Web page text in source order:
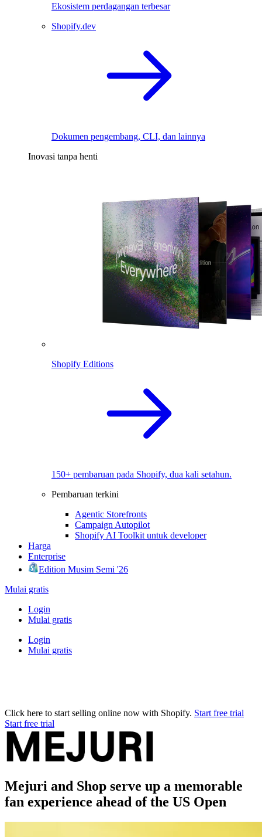
Ekosistem perdagangan terbesar
Shopify.dev
Dokumen pengembang, CLI, dan lainnya
Inovasi tanpa henti
Shopify Editions
150+ pembaruan pada Shopify, dua kali setahun.
Pembaruan terkini
Agentic Storefronts
Campaign Autopilot
Shopify AI Toolkit untuk developer
Harga
Enterprise
Edition Musim Semi '26
Mulai gratis
Login
Mulai gratis
Login
Mulai gratis
Click here to start selling online now with Shopify. Start free trial
Start free trial
Mejuri and Shop serve up a memorable
fan experience ahead of the US Open